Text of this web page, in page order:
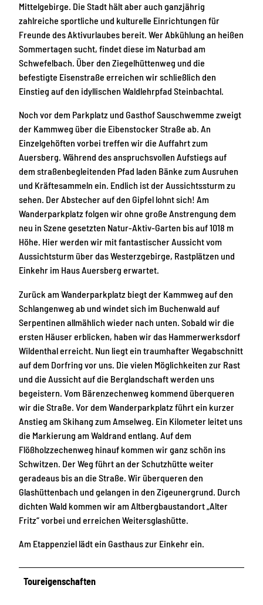
Mittelgebirge. Die Stadt hält aber auch ganzjährig
zahlreiche sportliche und kulturelle Einrichtungen für
Freunde des Aktivurlaubes bereit. Wer Abkühlung an heißen
Sommertagen sucht, findet diese im Naturbad am
Schwefelbach. Über den Ziegelhüttenweg und die
befestigte Eisenstraße erreichen wir schließlich den
Einstieg auf den idyllischen Waldlehrpfad Steinbachtal.
Noch vor dem Parkplatz und Gasthof Sauschwemme zweigt
der Kammweg über die Eibenstocker Straße ab. An
Einzelgehöften vorbei treffen wir die Auffahrt zum
Auersberg. Während des anspruchsvollen Aufstiegs auf
dem straßenbegleitenden Pfad laden Bänke zum Ausruhen
und Kräftesammeln ein. Endlich ist der Aussichtssturm zu
sehen. Der Abstecher auf den Gipfel lohnt sich! Am
Wanderparkplatz folgen wir ohne große Anstrengung dem
neu in Szene gesetzten Natur-Aktiv-Garten bis auf 1018 m
Höhe. Hier werden wir mit fantastischer Aussicht vom
Aussichtsturm über das Westerzgebirge, Rastplätzen und
Einkehr im Haus Auersberg erwartet.
Zurück am Wanderparkplatz biegt der Kammweg auf den
Schlangenweg ab und windet sich im Buchenwald auf
Serpentinen allmählich wieder nach unten. Sobald wir die
ersten Häuser erblicken, haben wir das Hammerwerksdorf
Wildenthal erreicht. Nun liegt ein traumhafter Wegabschnitt
auf dem Dorfring vor uns. Die vielen Möglichkeiten zur Rast
und die Aussicht auf die Berglandschaft werden uns
begeistern. Vom Bärenzechenweg kommend überqueren
wir die Straße. Vor dem Wanderparkplatz führt ein kurzer
Anstieg am Skihang zum Amselweg. Ein Kilometer leitet uns
die Markierung am Waldrand entlang. Auf dem
Flößholzzechenweg hinauf kommen wir ganz schön ins
Schwitzen. Der Weg führt an der Schutzhütte weiter
geradeaus bis an die Straße. Wir überqueren den
Glashüttenbach und gelangen in den Zigeunergrund. Durch
dichten Wald kommen wir am Altbergbaustandort „Alter
Fritz“ vorbei und erreichen Weitersglashütte.
Am Etappenziel lädt ein Gasthaus zur Einkehr ein.
Toureigenschaften